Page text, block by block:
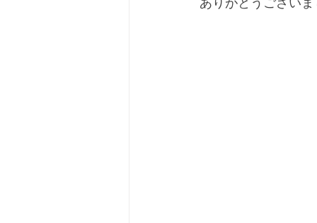
ありがとうござい